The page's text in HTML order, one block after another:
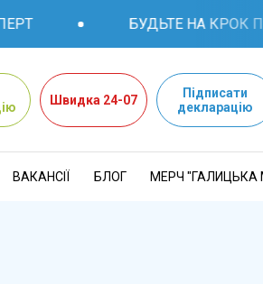
БУДЬТЕ НА КРОК
Швидка 24-07
Підписати
декларацію
ВАКАНСІЇ БЛОГ МЕРЧ